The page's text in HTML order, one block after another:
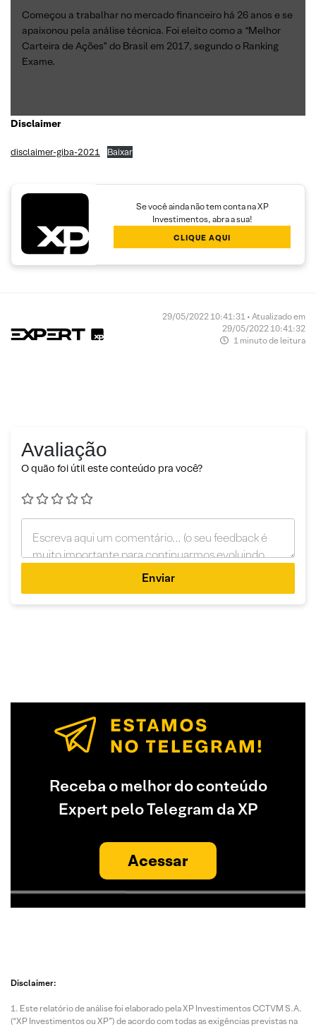
Começou a trabalhar no mercado financeiro há 26 anos e se
apaixonou pela análise técnica. Foi eleito como a “Melhor
Carteira de Ações” do Brasil em 2017, segundo o Ranking
Exame.
Disclaimer
disclaimer-giba-2021 Baixar
Se você ainda não tem conta na XP
Investimentos, abra a sua!
CLIQUE AQUI
29/05/2022 10:41:31 • Atualizado em
29/05/2022 10:41:32
1 minuto de leitura
Avaliação
O quão foi útil este conteúdo pra você?
Enviar
Receba o melhor do conteúdo
Expert pelo Telegram da XP
Acessar
Disclaimer:
Este relatório de análise foi elaborado pela XP Investimentos CCTVM S.A.
(“XP Investimentos ou XP”) de acordo com todas as exigências previstas na